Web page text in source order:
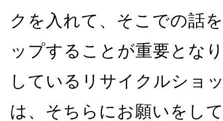
クを入れて、そこでの話
ップすることが重要とな
しているリサイクルショ
は、そちらにお願いをし